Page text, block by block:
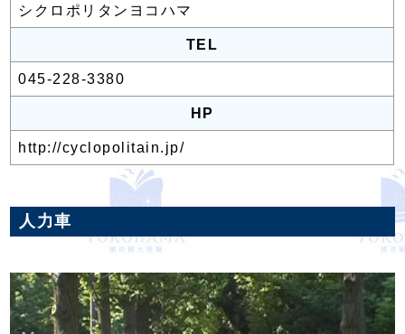
シクロポリタンヨコハマ
TEL
045-228-3380
HP
http://cyclopolitain.jp/
人力車